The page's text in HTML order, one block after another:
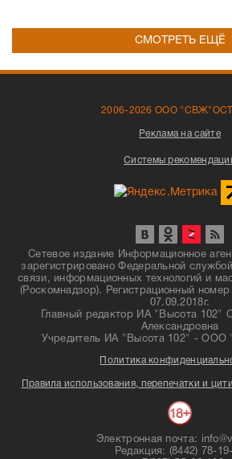
СМОТРЕТЬ ЕЩЁ
2006-2026 ООО
Реклама на сайте
Системы
Сетевое издание Информационное
зарегистрировано Федеральной
связи, информационных технологий и
(Роскомнадзор). Регистрационный
07.09.2018г.
Главный редактор ИА "Высота 102"
Александровна
Учредитель ИА "Высота 102" -
Политика
Правила использования, перепечатки и
Электронная почта:
Редакция: (8442) 78-